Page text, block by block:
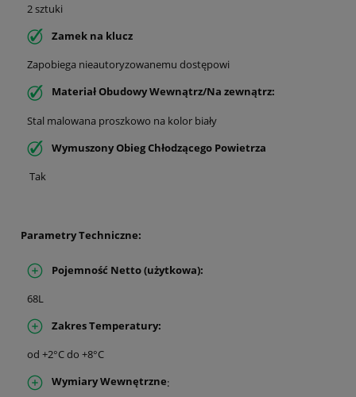
2 sztuki
Zamek na klucz
Zapobiega nieautoryzowanemu dostępowi
Materiał Obudowy Wewnątrz/Na zewnątrz:
Stal malowana proszkowo na kolor biały
Wymuszony Obieg Chłodzącego Powietrza
Tak
Parametry Techniczne:
Pojemność Netto (użytkowa):
68L
Zakres Temperatury:
od +2°C do +8°C
Wymiary Wewnętrzne: